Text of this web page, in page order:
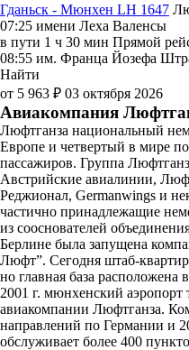
Гданьск - Мюнхен LH 1647
07:25 имени Леха Валенсы
в пути 1 ч 30 мин Прямой
08:55 им. Франца Йозефа
Найти
от 5 963 ₽ 03 октября 2026
Авиакомпания
Люфтганза национальный
Европе и четвертый в мире
пассажиров. Группа
Австрийские авиалинии,
Реджионал, Germanwings и
частично принадлежащие
из сооснователей
Берлине была запущена
Люфт”. Сегодня штаб-
но главная база расположена
2001 г. мюнхенский аэропорт
авиакомпании Люфтганза.
направлений по Германии и
обслуживает более 400